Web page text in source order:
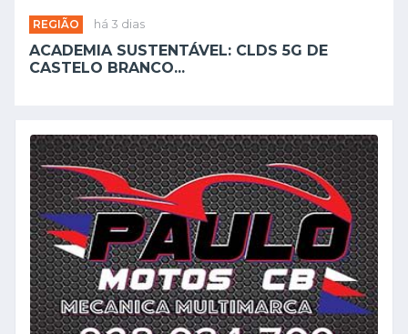
REGIÃO há 3 dias
ACADEMIA SUSTENTÁVEL: CLDS 5G DE
CASTELO BRANCO...